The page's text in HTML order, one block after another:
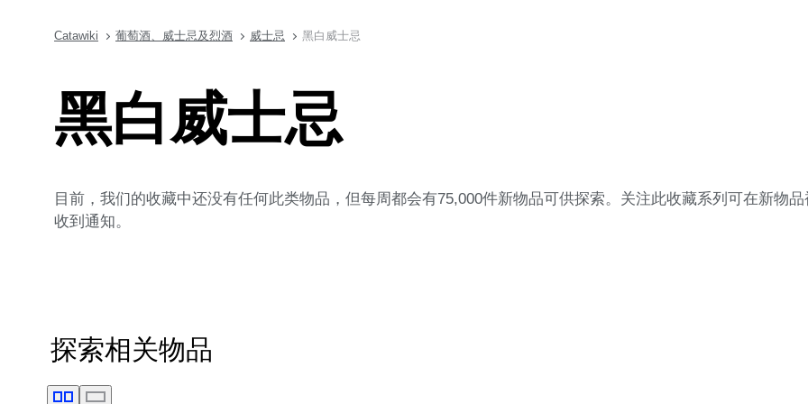
Catawiki 葡萄酒、威士忌及烈酒 威士忌 黑白威士忌
黑白威士忌
目前，我们的收藏中还没有任何此类物品，但每周都会有75,000件新物品可供探索。关注此收藏系列可在新物
收到通知。
探索相关物品